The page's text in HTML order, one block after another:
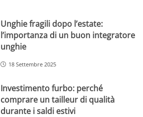
Unghie fragili dopo l’estate:
l’importanza di un buon integratore
unghie
18 Settembre 2025
Investimento furbo: perché
comprare un tailleur di qualità
durante i saldi estivi